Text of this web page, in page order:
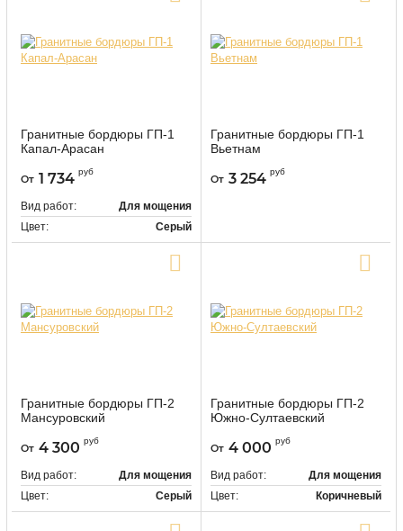
Гранитные бордюры ГП-1
Капал-Арасан
От 1 734 руб
Вид работ:
Для мощения
Цвет:
Серый
Гранитные бордюры ГП-1
Вьетнам
От 3 254 руб
Гранитные бордюры ГП-2
Мансуровский
От 4 300 руб
Вид работ:
Для мощения
Цвет:
Серый
Гранитные бордюры ГП-2
Южно-Султаевский
От 4 000 руб
Вид работ:
Для мощения
Цвет:
Коричневый